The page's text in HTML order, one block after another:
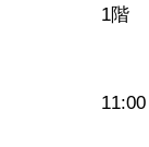
1階